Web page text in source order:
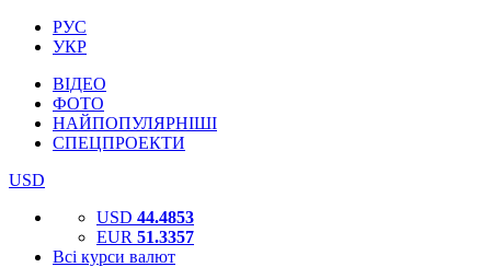
РУС
УКР
ВІДЕО
ФОТО
НАЙПОПУЛЯРНІШІ
СПЕЦПРОЕКТИ
USD
USD 44.4853
EUR 51.3357
Всі курси валют